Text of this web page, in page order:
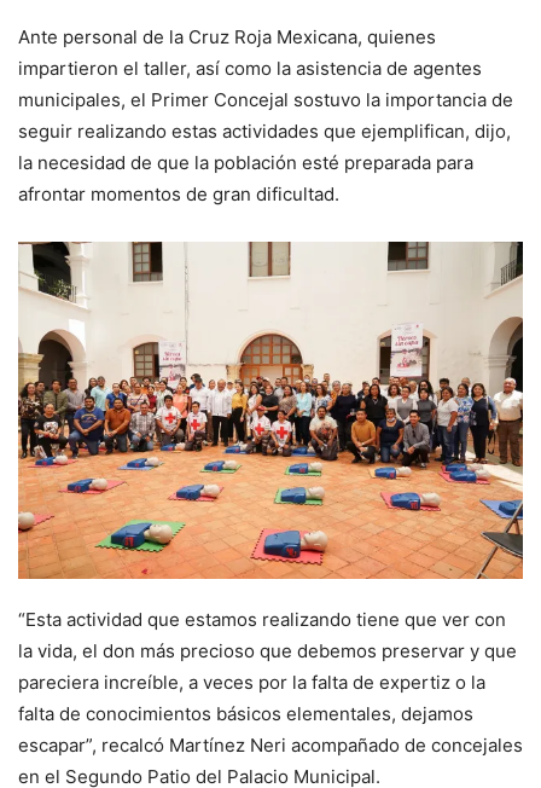
Ante personal de la Cruz Roja Mexicana, quienes
impartieron el taller, así como la asistencia de agentes
municipales, el Primer Concejal sostuvo la importancia de
seguir realizando estas actividades que ejemplifican, dijo,
la necesidad de que la población esté preparada para
afrontar momentos de gran dificultad.
“Esta actividad que estamos realizando tiene que ver con
la vida, el don más precioso que debemos preservar y que
pareciera increíble, a veces por la falta de expertiz o la
falta de conocimientos básicos elementales, dejamos
escapar”, recalcó Martínez Neri acompañado de concejales
en el Segundo Patio del Palacio Municipal.